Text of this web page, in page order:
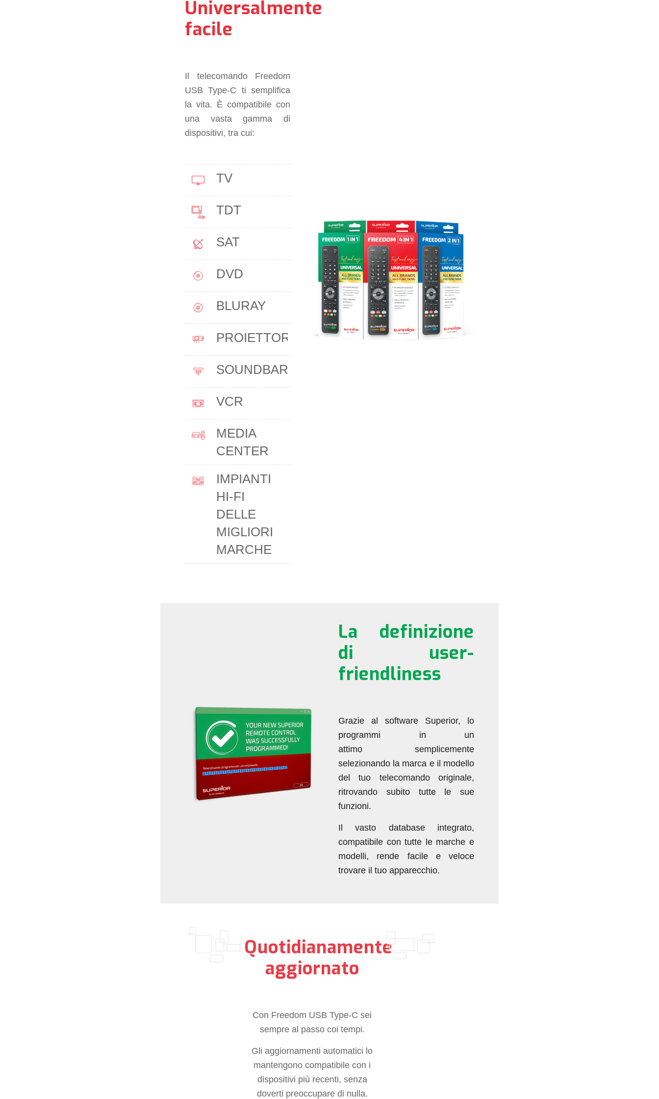
Universalmente
facile
Il telecomando Freedom
USB Type-C ti semplifica
la vita. È compatibile con
una vasta gamma di
dispositivi, tra cui:
TV
TDT
SAT
DVD
BLURAY
PROIETTORI
SOUNDBAR
VCR
MEDIA
CENTER
IMPIANTI
HI-FI
DELLE
MIGLIORI
MARCHE
La definizione
di user-
friendliness
Grazie al software Superior, lo
programmi in un
attimo semplicemente
selezionando la marca e il modello
del tuo telecomando originale,
ritrovando subito tutte le sue
funzioni.
Il vasto database integrato,
compatibile con tutte le marche e
modelli, rende facile e veloce
trovare il tuo apparecchio.
Quotidianamente
aggiornato
Con Freedom USB Type-C sei
sempre al passo coi tempi.
Gli aggiornamenti automatici lo
mantengono compatibile con i
dispositivi più recenti, senza
doverti preoccupare di nulla.